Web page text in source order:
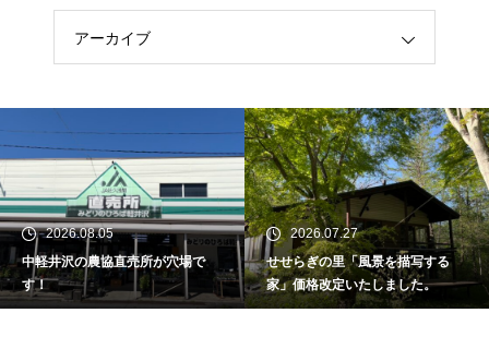
アーカイブ
2026.08.05
中軽井沢の農協直売所が穴場で
す！
2026.07.27
せせらぎの里「風景を描写する
家」価格改定いたしました。